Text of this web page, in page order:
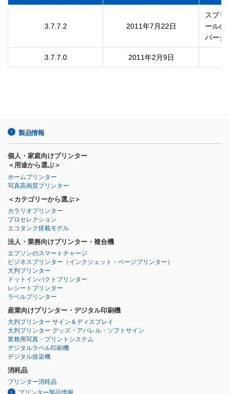
3.7.7.2 2011年7月22日
スプラ
ールの
3.7.7.0 2011年2月9日
製品情報
個人・家庭向けプリンター
＜用途から選ぶ＞
ホームプリンター
写真高画質プリンター
＜カテゴリーから選ぶ＞
カラリオプリンター
プロセレクション
エコタンク搭載モデル
法人・業務向けプリンター・複合機
エプソンのスマートチャージ
ビジネスプリンター （インクジェット・ページプリンター）
大判プリンター
ドットインパクトプリンター
レシートプリンター
ラベルプリンター
産業向けプリンター・デジタル印刷機
大判プリンター サイン＆ディスプレイ
大判プリンター グッズ・アパレル・ソフトサイン
業務用写真・プリントシステム
デジタルラベル印刷機
デジタル捺染機
消耗品
プリンター消耗品
プリンター製品情報